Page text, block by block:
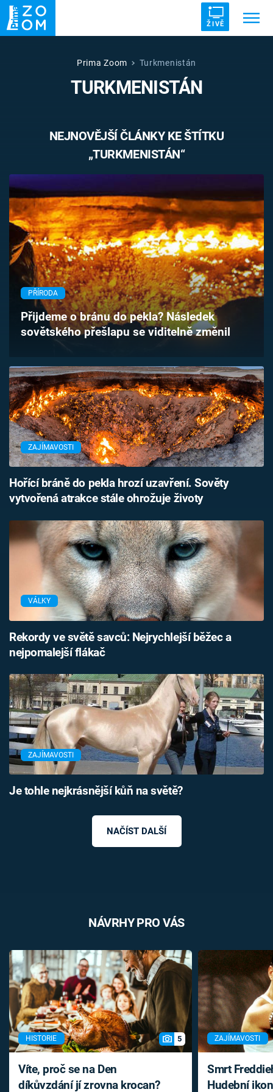
ŽIVĚ
ZRÁDCI UFO DRUHÁ SVĚTOVÁ VÁLKA
VETŘELCI DÁVNOVĚKU
Témata
Pořady
TV Program
Časopis
Sledujte prima+
Sledujte nás
Prima Zoom Turkmenistán
TURKMENISTÁN
NEJNOVĚJŠÍ ČLÁNKY KE ŠTÍTKU
„TURKMENISTÁN“
PŘÍRODA
Přijdeme o bránu do pekla? Následek
sovětského přešlapu se viditelně změnil
ZAJÍMAVOSTI
Hořící bráně do pekla hrozí uzavření. Sověty
vytvořená atrakce stále ohrožuje životy
VÁLKY
Rekordy ve světě savců: Nejrychlejší běžec a
nejpomalejší flákač
ZAJÍMAVOSTI
Je tohle nejkrásnější kůň na světě?
NAČÍST DALŠÍ
NÁVRHY PRO VÁS
HISTORIE 5
Víte, proč se na Den
díkůvzdání jí zrovna krocan?
ZAJÍMAVOSTI
Smrt
Hudební